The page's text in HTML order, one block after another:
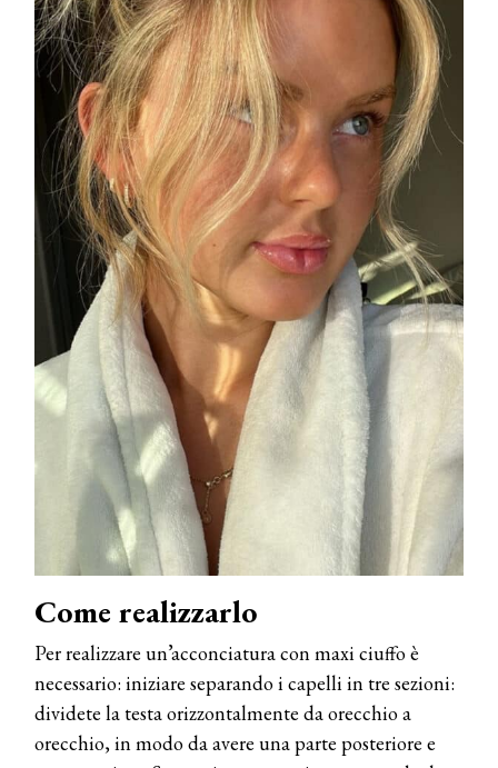
Come realizzarlo
Per realizzare un’acconciatura con maxi ciuffo è
necessario: iniziare separando i capelli in tre sezioni:
dividete la testa orizzontalmente da orecchio a
orecchio, in modo da avere una parte posteriore e